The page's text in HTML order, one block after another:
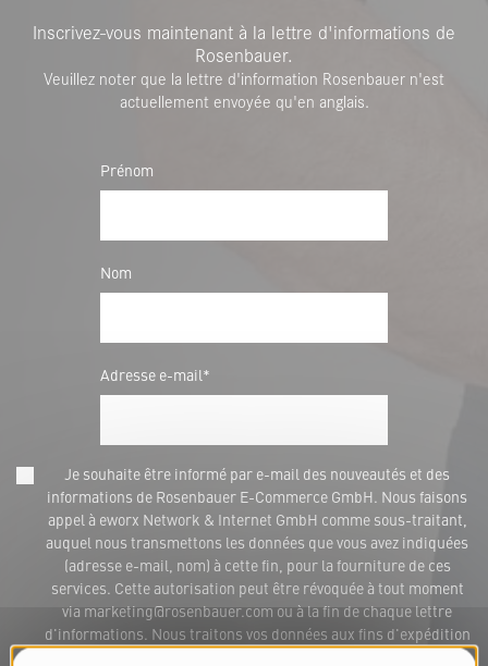
Inscrivez-vous maintenant à la lettre d'informations de
Rosenbauer.
Veuillez noter que la lettre d'information Rosenbauer n'est
actuellement envoyée qu'en anglais.
Prénom
Nom
Adresse e-mail*
Je souhaite être informé par e-mail des nouveautés et des
informations de Rosenbauer E-Commerce GmbH. Nous faisons
appel à eworx Network & Internet GmbH comme sous-traitant,
auquel nous transmettons les données que vous avez indiquées
(adresse e-mail, nom) à cette fin, pour la fourniture de ces
services. Cette autorisation peut être révoquée à tout moment
via marketing@rosenbauer.com ou à la fin de chaque lettre
d'informations. Nous traitons vos données aux fins d'expédition